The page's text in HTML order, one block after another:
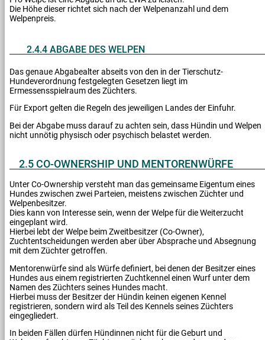
Die Höhe dieser richtet sich nach der Welpenanzahl und dem
Welpenpreis.
2.4.4 ABGABE DES WELPEN
Das genaue Abgabealter abseits von den in der Tierschutz-
Hundeverordnung festgelegten Gesetzen liegt im
Ermessensspielraum des Züchters.
Für Export gelten die Regeln des jeweiligen Landes der Einfuhr.
Bei der Abgabe muss darauf zu achten sein, dass Hündin und Welpen
nicht unnötig physisch oder psychisch belastet werden.
2.5 CO-OWNERSHIP UND MENTORENWÜRFE
Unter Co-Ownership versteht man das gemeinsame Eigentum eines
Hundes zwischen zwei Parteien, meistens zwischen Züchter und
Welpenbesitzer.
Dies kann von Interesse sein, wenn der Welpe für die Weiterzucht
eingeplant wird.
Hierbei lebt der Welpe beim Zweitbesitzer (Co-Owner),
Zuchtentscheidungen werden aber über Absprache und Absegnung
mit dem Züchter getroffen.
Mentorenwürfe sind als Würfe definiert, bei denen der Besitzer eines
Hundes aus einem registrierten Zuchtkennel einen Wurf unter dem
Namen des Züchters seines Hundes macht.
Hierbei muss der Besitzer der Hündin keinen eigenen Kennel
registrieren, sondern wird als Teil des Kennels seines Züchters
eingegliedert.
In beiden Fällen dürfen Hündinnen nicht für die Geburt und